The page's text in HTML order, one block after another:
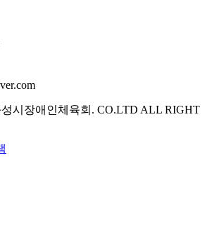
성시장애인체육회. CO.LTD ALL RIGHT